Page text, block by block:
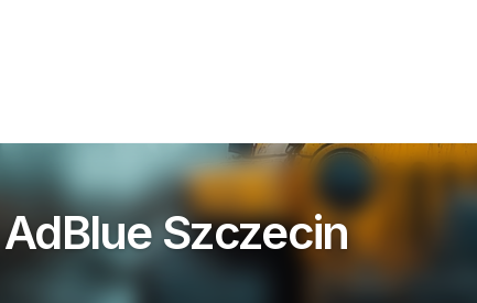
Szczecin